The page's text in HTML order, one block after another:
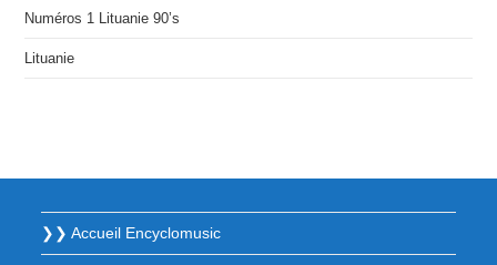
Numéros 1 Lituanie 90’s
Lituanie
❯❯ Accueil Encyclomusic